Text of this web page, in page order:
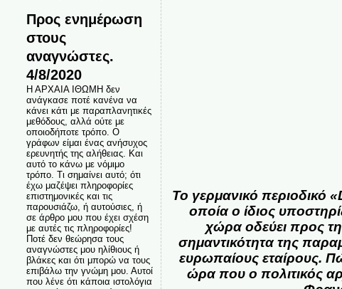
Προς ενημέρωση
στους
αναγνώστες.
4/8/2020
Η ΑΡΧΑΙΑ ΙΘΩΜΗ δεν
ανάγκασε ποτέ κανένα να
κάνει κάτι με παραπλανητικές
μεθόδους, αλλά ούτε με
οποιοδήποτε τρόπο. Ο
γράφων είμαι ένας ανήσυχος
ερευνητής της αλήθειας. Και
αυτό το κάνω με νόμιμο
τρόπο. Τι σημαίνει αυτό; ότι
έχω μαζέψει πληροφορίες
επιστημονικές και τις
παρουσιάζω, ή αυτούσιες, ή
σε άρθρο μου που έχει σχέση
με αυτές τις πληροφορίες!
Ποτέ δεν θεώρησα τους
αναγνώστες μου ηλίθιους ή
βλάκες και ότι μπορώ να τους
επιβάλω την γνώμη μου. Αυτοί
που λένε ότι κάποια ιστολόγια
Το γερμανικό περιοδικό
οποία ο ίδιος
χώρα οδεύει προς
σημαντικότητα της
ευρωπαίους εταίρους.
ώρα που ο πολιτικός